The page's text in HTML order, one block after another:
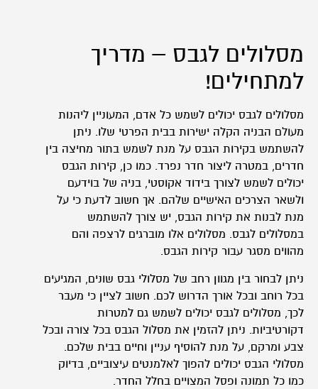
מסלולים לגבס – מדריך
למתחילים!
מסלולים לגבס יכולים לשמש כל אדם, המעוניין ליהנות
מעולם הבניה הקלה ישירות בבית הפרטי שלו. ניתן
להשתמש בקירות הגבס על מנת לשמש בתור מחיצה בין
חדרים, במטרה ליצור חדר נפרד. כמו כן, קירות הגבס
יכולים לשמש לצורך בידוד אקוסטי, בניה של בוידעם
ולשאר הצרכים האישיים שלהם. אך חשוב לדעת כי על
מנת לבנות את קירות הגבס, יש צורך להשתמש
במסלולים לגבס. מסלולים אלו מוברגים לרצפה והם
מהווים מסגר עבור קירות הגבס.
ניתן לבחור בין מגוון רחב של מסלולי גבס שונים, המגיעים
בכל רוחב ובכל אורך הדרוש לכם. חשוב לציין כי מעבר
לכך, מסלולים לגבס יכולים לשמש גם למטרות
דקורטיביות. ניתן להזמין את מסלול הגבס בכל צורה ובכל
צבע ומרקם, על מנת להוסיף עניין וחיים בבית שלכם.
מסלולי הגבס יכולים להפוך לאלמנטים עיצוביים, בדיוק
כמו כל תמונה ופסל המצויים בחלל החדר.